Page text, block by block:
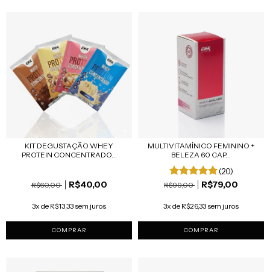
KIT DEGUSTAÇÃO WHEY
PROTEIN CONCENTRADO...
R$60,00 R$40,00
3x de R$13,33 sem juros
MULTIVITAMÍNICO FEMININO +
BELEZA 60 CAP...
(20)
R$99,00 R$79,00
3x de R$26,33 sem juros